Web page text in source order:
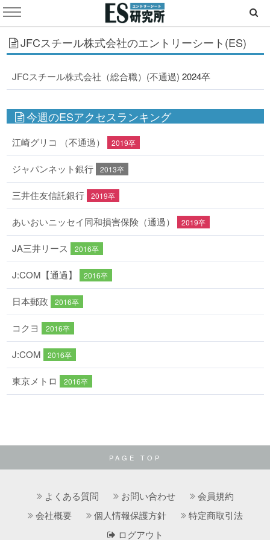
JFCスチール株式会社のエントリーシート(ES)
JFCスチール株式会社（総合職）(不通過) 2024卒
今週のESアクセスランキング
江崎グリコ （不通過） 2019卒
ジャパンネット銀行 2013卒
三井住友信託銀行 2019卒
あいおいニッセイ同和損害保険（通過） 2019卒
JA三井リース 2016卒
J:COM【通過】 2016卒
日本郵政 2016卒
コクヨ 2016卒
J:COM 2016卒
東京メトロ 2016卒
PAGE TOP
よくある質問 お問い合わせ
会員規約
会社概要
個人情報保護方針
特定商取引法
ログアウト